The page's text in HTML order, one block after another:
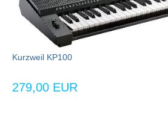
Kurzweil KP100
279,00 EUR